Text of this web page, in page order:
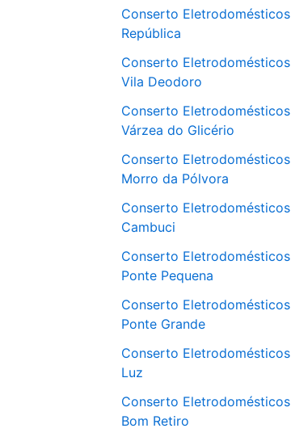
Conserto
República
Conserto
Vila Deodoro
Conserto
Várzea do Glicério
Conserto
Morro da Pólvora
Conserto
Cambuci
Conserto
Ponte Pequena
Conserto
Ponte Grande
Conserto
Luz
Conserto
Bom Retiro